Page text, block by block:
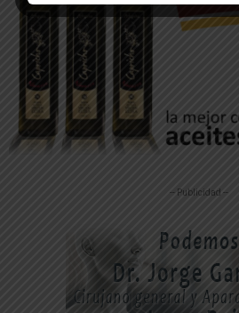
-- Publicidad --